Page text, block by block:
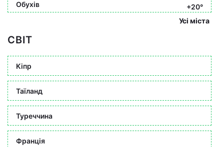
Обухів
+20°
Усі міста
СВІТ
Кіпр
Таїланд
Туреччина
Франція